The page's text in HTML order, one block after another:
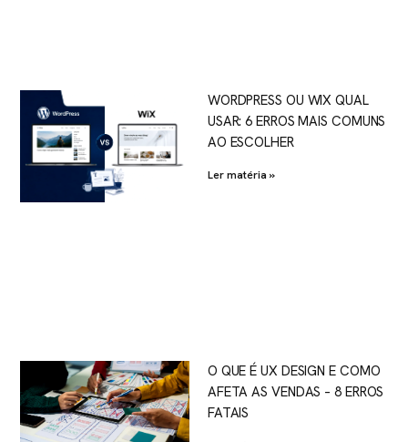
WORDPRESS OU WIX QUAL
USAR: 6 ERROS MAIS COMUNS
AO ESCOLHER
Ler matéria »
O QUE É UX DESIGN E COMO
AFETA AS VENDAS – 8 ERROS
FATAIS